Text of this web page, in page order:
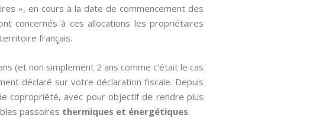
», en cours à la date de commencement des
concernés à ces allocations les propriétaires
français.
(et non simplement 2 ans comme c’était le cas
déclaré sur votre déclaration fiscale. Depuis
copropriété, avec pour objectif de rendre plus
passoires thermiques et énergétiques.